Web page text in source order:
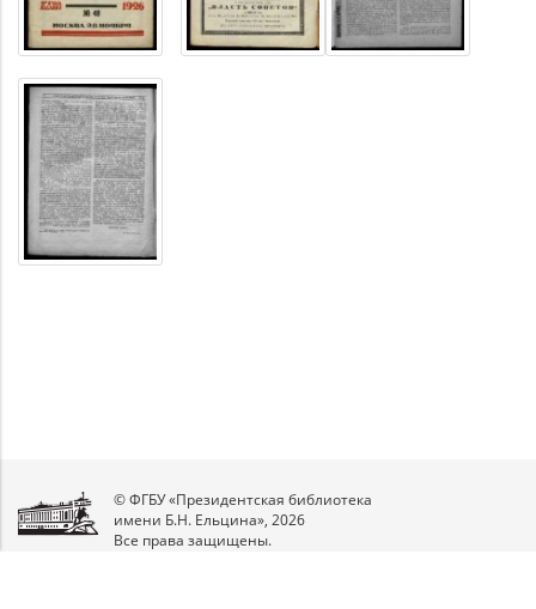
© ФГБУ «Президентская библиотека
имени Б.Н. Ельцина», 2026
Все права защищены.